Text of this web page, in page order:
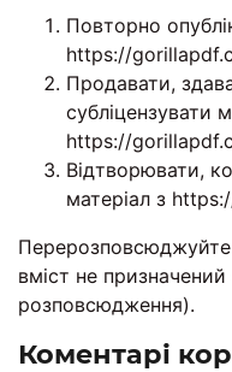
Повторно
https://
Продавати,
субліцензувати
https://
Відтворювати,
матеріал з
Перерозповсюджуйте
вміст не призначений
розповсюдження).
Коментарі